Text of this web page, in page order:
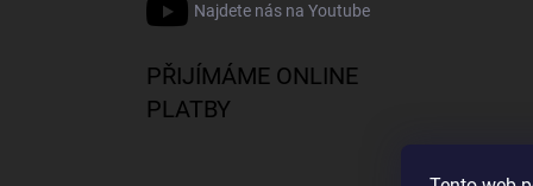
Najdete nás na Youtube
PŘIJÍMÁME ONLINE
PLATBY